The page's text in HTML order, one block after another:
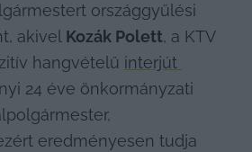
országgyűlési
akivel Kozák Polett, a KTV
hangvételű interjút
24 éve önkormányzati
eredményesen tudja